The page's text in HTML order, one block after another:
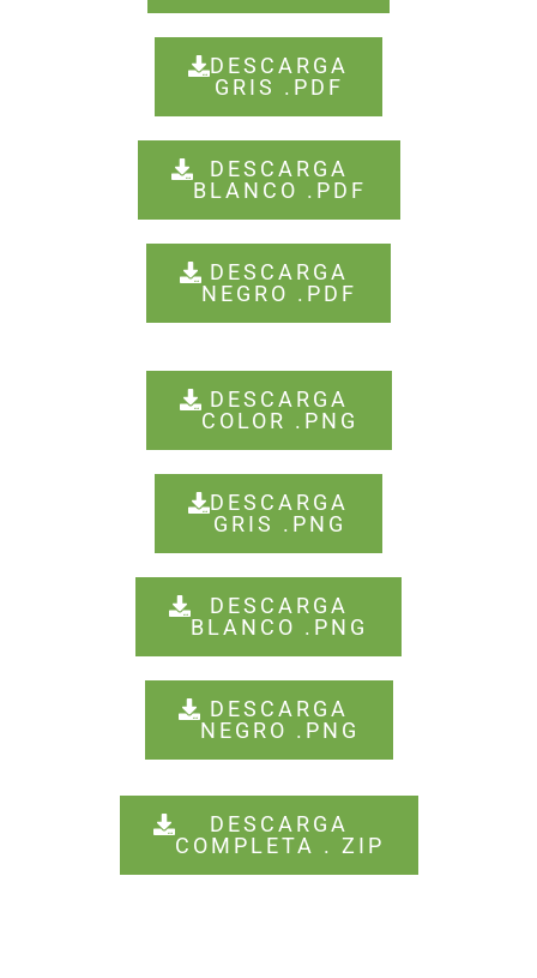
DESCARGA
GRIS .PDF
DESCARGA
BLANCO .PDF
DESCARGA
NEGRO .PDF
DESCARGA
COLOR .PNG
DESCARGA
GRIS .PNG
DESCARGA
BLANCO .PNG
DESCARGA
NEGRO .PNG
DESCARGA
COMPLETA . ZIP